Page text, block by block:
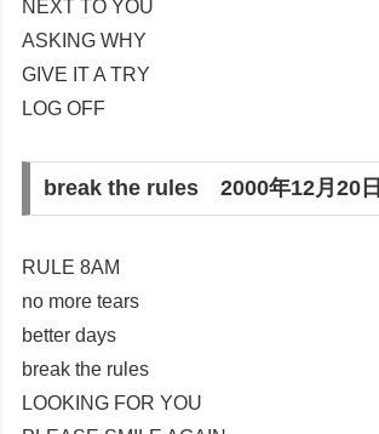
NEXT TO YOU
ASKING WHY
GIVE IT A TRY
LOG OFF
break the rules 2000年12月20日
RULE 8AM
no more tears
better days
break the rules
LOOKING FOR YOU